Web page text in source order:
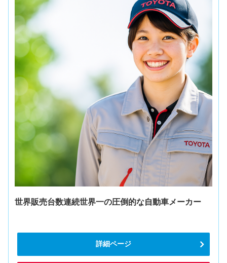
世界販売台数連続世界一の圧倒的な自動車メーカー
詳細ページ